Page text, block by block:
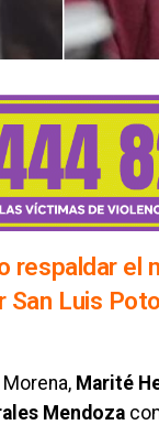
respaldar el
San Luis
Marité
Mendoza